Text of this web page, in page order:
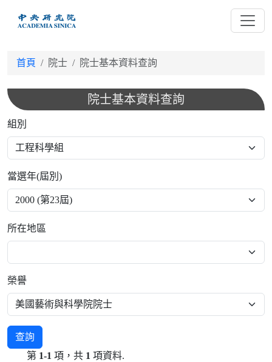
首頁 院士 院士基本資料查詢
院士基本資料查詢
組別
當選年(屆別)
所在地區
榮譽
查詢
第 1-1 項，共 1 項資料.